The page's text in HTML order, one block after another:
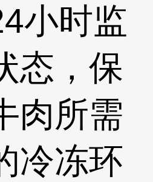
小时监
态，保
肉所需
冷冻环